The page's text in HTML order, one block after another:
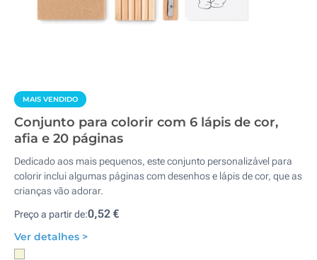
MAIS VENDIDO
Conjunto para colorir com 6 lápis de cor,
afia e 20 páginas
Dedicado aos mais pequenos, este conjunto personalizável para
colorir inclui algumas páginas com desenhos e lápis de cor, que as
crianças vão adorar.
Preço a partir de:0,52 €
Ver detalhes >